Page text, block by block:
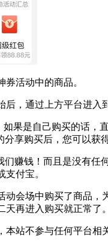
活动中的商品。
，通过上方平台进入
如果是自己购买的话
享购买后，您可以获
们赚钱！而且是没有
付宝。
会场中购买了商品
再进入购买就正常了。
站不参与任何平台